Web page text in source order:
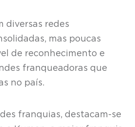
diversas redes
mas poucas
de reconhecimento e
franqueadoras que
no país.
franquias, destacam-se